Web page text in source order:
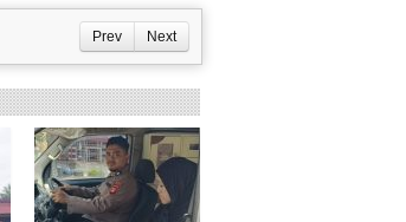
Prev Next